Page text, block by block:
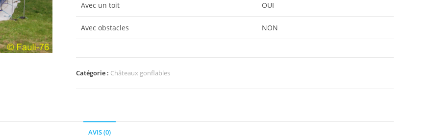
Avec un toit OUI
Avec obstacles NON
Catégorie : Châteaux gonflables
AVIS (0)